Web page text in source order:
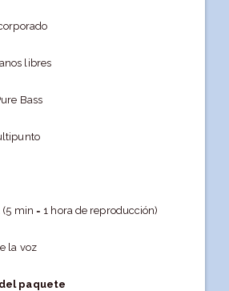
libres
Bass
min = 1 hora de reproducción)
la voz
paquete